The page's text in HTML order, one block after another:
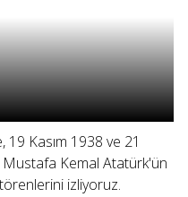
Kasım 1938 ve 21
Kemal Atatürk'ün
izliyoruz.